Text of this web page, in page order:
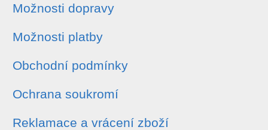
Možnosti dopravy
Možnosti platby
Obchodní podmínky
Ochrana soukromí
Reklamace a vrácení zboží